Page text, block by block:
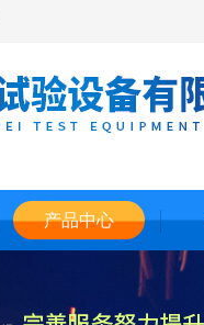
产品中心